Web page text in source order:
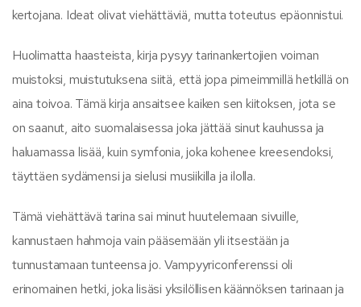
kertojana. Ideat olivat viehättäviä, mutta toteutus epäonnistui.
Huolimatta haasteista, kirja pysyy tarinankertojien voiman
muistoksi, muistutuksena siitä, että jopa pimeimmillä hetkillä on
aina toivoa. Tämä kirja ansaitsee kaiken sen kiitoksen, jota se
on saanut, aito suomalaisessa joka jättää sinut kauhussa ja
haluamassa lisää, kuin symfonia, joka kohenee kreesendoksi,
täyttäen sydämensi ja sielusi musiikilla ja ilolla.
Tämä viehättävä tarina sai minut huutelemaan sivuille,
kannustaen hahmoja vain pääsemään yli itsestään ja
tunnustamaan tunteensa jo. Vampyyriconferenssi oli
erinomainen hetki, joka lisäsi yksilöllisen käännöksen tarinaan ja